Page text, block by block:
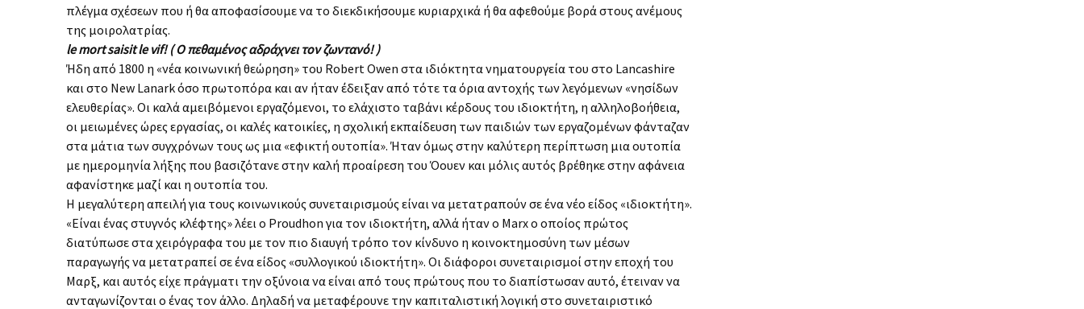
πλέγμα σχέσεων που ή θα αποφασίσουμε να το διεκδικήσουμε κυριαρχικά ή θα αφεθούμε βορά στους ανέμους
της μοιρολατρίας.
le mort saisit le vif!( Ο πεθαμένος αδράχνει τον ζωντανό! )
Ήδη από 1800 η «νέα κοινωνική θεώρηση» του Robert Owen στα ιδιόκτητα νηματουργεία του στο Lancashire
και στο New Lanark όσο πρωτοπόρα και αν ήταν έδειξαν από τότε τα όρια αντοχής των λεγόμενων «νησίδων
ελευθερίας». Οι καλά αμειβόμενοι εργαζόμενοι, το ελάχιστο ταβάνι κέρδους του ιδιοκτήτη, η αλληλοβοήθεια,
οι μειωμένες ώρες εργασίας, οι καλές κατοικίες, η σχολική εκπαίδευση των παιδιών των εργαζομένων φάνταζαν
στα μάτια των συγχρόνων τους ως μια «εφικτή ουτοπία». Ήταν όμως στην καλύτερη περίπτωση μια ουτοπία
με ημερομηνία λήξης που βασιζότανε στην καλή προαίρεση του Όουεν και μόλις αυτός βρέθηκε στην αφάνεια
αφανίστηκε μαζί και η ουτοπία του.
Η μεγαλύτερη απειλή για τους κοινωνικούς συνεταιρισμούς είναι να μετατραπούν σε ένα νέο είδος «ιδιοκτήτη».
«Είναι ένας στυγνός κλέφτης» λέει ο Prοudhon για τον ιδιοκτήτη, αλλά ήταν ο Μarx ο οποίος πρώτος
διατύπωσε στα χειρόγραφα του με τον πιο διαυγή τρόπο τον κίνδυνο η κοινοκτημοσύνη των μέσων
παραγωγής να μετατραπεί σε ένα είδος «συλλογικού ιδιοκτήτη». Οι διάφοροι συνεταιρισμοί στην εποχή του
Μαρξ, και αυτός είχε πράγματι την οξύνοια να είναι από τους πρώτους που το διαπίστωσαν αυτό, έτειναν να
ανταγωνίζονται ο ένας τον άλλο. Δηλαδή να μεταφέρουνε την καπιταλιστική λογική στο συνεταιριστικό